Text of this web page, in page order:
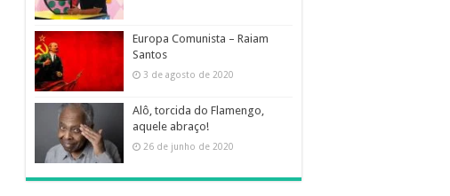
Europa Comunista – Raiam
Santos
3 de agosto de 2020
Alô, torcida do Flamengo,
aquele abraço!
26 de junho de 2020